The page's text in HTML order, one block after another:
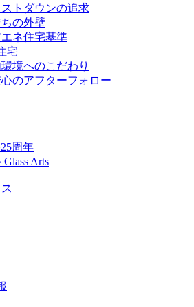
トダウンの追求
の外壁
エネ住宅基準
宅
境へのこだわり
のアフターフォロー
周年
Arts